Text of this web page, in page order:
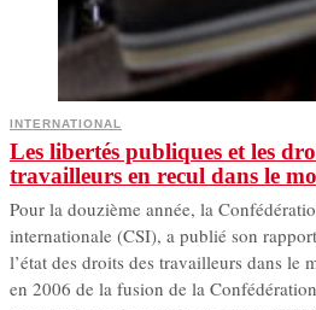
INTERNATIONAL
Les libertés publiques et les
travailleurs en recul dans le
Pour la douzième année, la
internationale (CSI), a publié son
l’état des droits des travailleurs dans le
en 2006 de la fusion de la Confédération